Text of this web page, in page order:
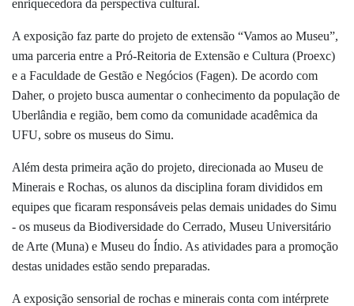
enriquecedora da perspectiva cultural.
A exposição faz parte do projeto de extensão “Vamos ao Museu”,
uma parceria entre a Pró-Reitoria de Extensão e Cultura (Proexc)
e a Faculdade de Gestão e Negócios (Fagen). De acordo com
Daher, o projeto busca aumentar o conhecimento da população de
Uberlândia e região, bem como da comunidade acadêmica da
UFU, sobre os museus do Simu.
Além desta primeira ação do projeto, direcionada ao Museu de
Minerais e Rochas, os alunos da disciplina foram divididos em
equipes que ficaram responsáveis pelas demais unidades do Simu
- os museus da Biodiversidade do Cerrado, Museu Universitário
de Arte (Muna) e Museu do Índio. As atividades para a promoção
destas unidades estão sendo preparadas.
A exposição sensorial de rochas e minerais conta com intérprete